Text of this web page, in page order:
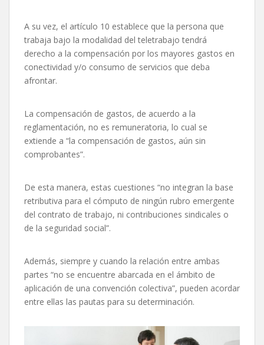
A su vez, el artículo 10 establece que la persona que
trabaja bajo la modalidad del teletrabajo tendrá
derecho a la compensación por los mayores gastos en
conectividad y/o consumo de servicios que deba
afrontar.
La compensación de gastos, de acuerdo a la
reglamentación, no es remuneratoria, lo cual se
extiende a “la compensación de gastos, aún sin
comprobantes”.
De esta manera, estas cuestiones “no integran la base
retributiva para el cómputo de ningún rubro emergente
del contrato de trabajo, ni contribuciones sindicales o
de la seguridad social”.
Además, siempre y cuando la relación entre ambas
partes “no se encuentre abarcada en el ámbito de
aplicación de una convención colectiva”, pueden acordar
entre ellas las pautas para su determinación.